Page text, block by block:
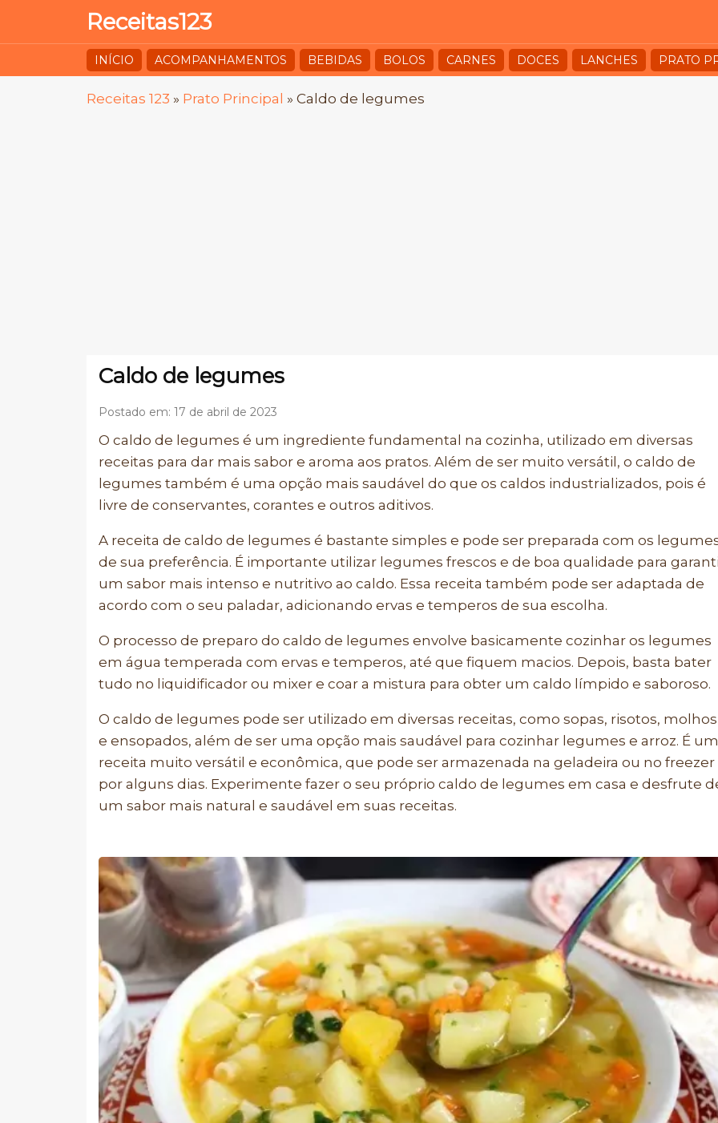
Receitas123
INÍCIO ACOMPANHAMENTOS BEBIDAS BOLOS CARNES DOCES LANCHES PRATO
Receitas 123 » Prato Principal » Caldo de legumes
Caldo de legumes
Postado em: 17 de abril de 2023
O caldo de legumes é um ingrediente fundamental na cozinha, utilizado em diversas
receitas para dar mais sabor e aroma aos pratos. Além de ser muito versátil, o caldo de
legumes também é uma opção mais saudável do que os caldos industrializados, pois é
livre de conservantes, corantes e outros aditivos.
A receita de caldo de legumes é bastante simples e pode ser preparada com os
de sua preferência. É importante utilizar legumes frescos e de boa qualidade para
um sabor mais intenso e nutritivo ao caldo. Essa receita também pode ser adaptada de
acordo com o seu paladar, adicionando ervas e temperos de sua escolha.
O processo de preparo do caldo de legumes envolve basicamente cozinhar os legumes
em água temperada com ervas e temperos, até que fiquem macios. Depois, basta bater
tudo no liquidificador ou mixer e coar a mistura para obter um caldo límpido e saboroso.
O caldo de legumes pode ser utilizado em diversas receitas, como sopas, risotos, molhos
e ensopados, além de ser uma opção mais saudável para cozinhar legumes e arroz. É
receita muito versátil e econômica, que pode ser armazenada na geladeira ou no freezer
por alguns dias. Experimente fazer o seu próprio caldo de legumes em casa e desfrute
um sabor mais natural e saudável em suas receitas.